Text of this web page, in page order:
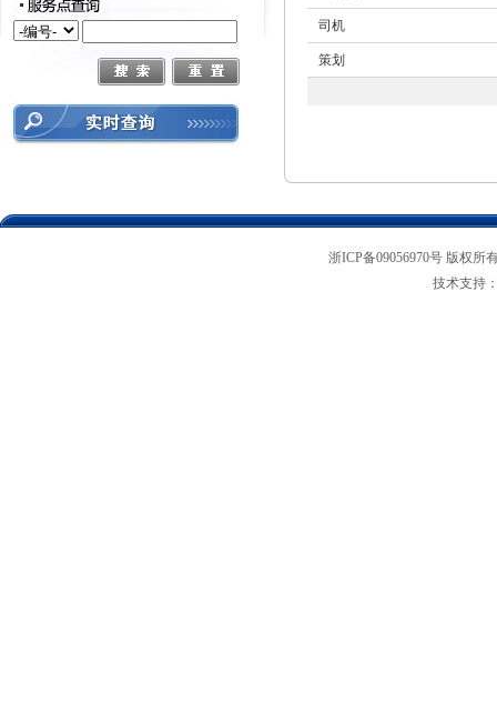
司机
策划
浙ICP备09056970号 版权所
技术支持